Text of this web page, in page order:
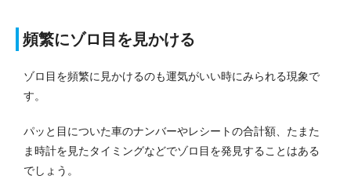
頻繁にゾロ目を見かける
ゾロ目を頻繁に見かけるのも運気がいい時にみられる現象で
す。
パッと目についた車のナンバーやレシートの合計額、たまた
ま時計を見たタイミングなどでゾロ目を発見することはある
でしょう。